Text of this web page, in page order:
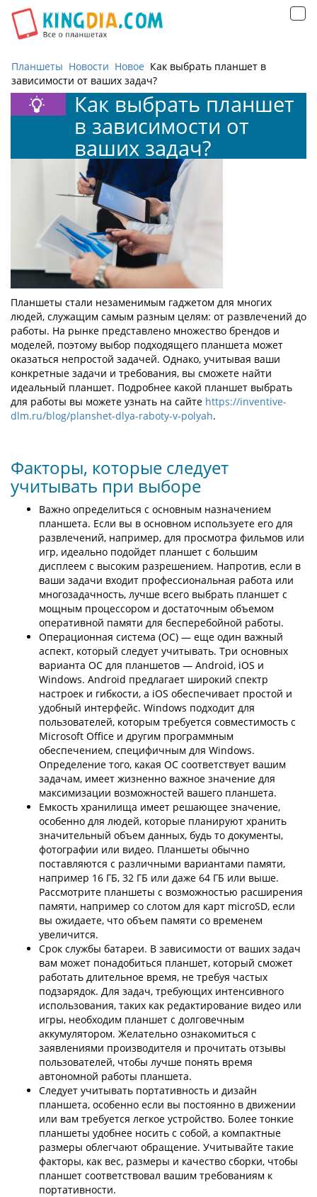
Планшеты Новости Новое Как выбрать планшет в
зависимости от ваших задач?
Как выбрать планшет
в зависимости от
ваших задач?
Планшеты стали незаменимым гаджетом для многих
людей, служащим самым разным целям: от развлечений до
работы. На рынке представлено множество брендов и
моделей, поэтому выбор подходящего планшета может
оказаться непростой задачей. Однако, учитывая ваши
конкретные задачи и требования, вы сможете найти
идеальный планшет. Подробнее какой планшет выбрать
для работы вы можете узнать на сайте https://inventive-
dlm.ru/blog/planshet-dlya-raboty-v-polyah.
Факторы, которые следует
учитывать при выборе
Важно определиться с основным назначением
планшета. Если вы в основном используете его для
развлечений, например, для просмотра фильмов или
игр, идеально подойдет планшет с большим
дисплеем с высоким разрешением. Напротив, если в
ваши задачи входит профессиональная работа или
многозадачность, лучше всего выбрать планшет с
мощным процессором и достаточным объемом
оперативной памяти для бесперебойной работы.
Операционная система (ОС) — еще один важный
аспект, который следует учитывать. Три основных
варианта ОС для планшетов — Android, iOS и
Windows. Android предлагает широкий спектр
настроек и гибкости, а iOS обеспечивает простой и
удобный интерфейс. Windows подходит для
пользователей, которым требуется совместимость с
Microsoft Office и другим программным
обеспечением, специфичным для Windows.
Определение того, какая ОС соответствует вашим
задачам, имеет жизненно важное значение для
максимизации возможностей вашего планшета.
Емкость хранилища имеет решающее значение,
особенно для людей, которые планируют хранить
значительный объем данных, будь то документы,
фотографии или видео. Планшеты обычно
поставляются с различными вариантами памяти,
например 16 ГБ, 32 ГБ или даже 64 ГБ или выше.
Рассмотрите планшеты с возможностью расширения
памяти, например со слотом для карт microSD, если
вы ожидаете, что объем памяти со временем
увеличится.
Срок службы батареи. В зависимости от ваших задач
вам может понадобиться планшет, который сможет
работать длительное время, не требуя частых
подзарядок. Для задач, требующих интенсивного
использования, таких как редактирование видео или
игры, необходим планшет с долговечным
аккумулятором. Желательно ознакомиться с
заявлениями производителя и прочитать отзывы
пользователей, чтобы лучше понять время
автономной работы планшета.
Следует учитывать портативность и дизайн
планшета, особенно если вы постоянно в движении
или вам требуется легкое устройство. Более тонкие
планшеты удобнее носить с собой, а компактные
размеры облегчают обращение. Учитывайте такие
факторы, как вес, размеры и качество сборки, чтобы
планшет соответствовал вашим требованиям к
портативности.